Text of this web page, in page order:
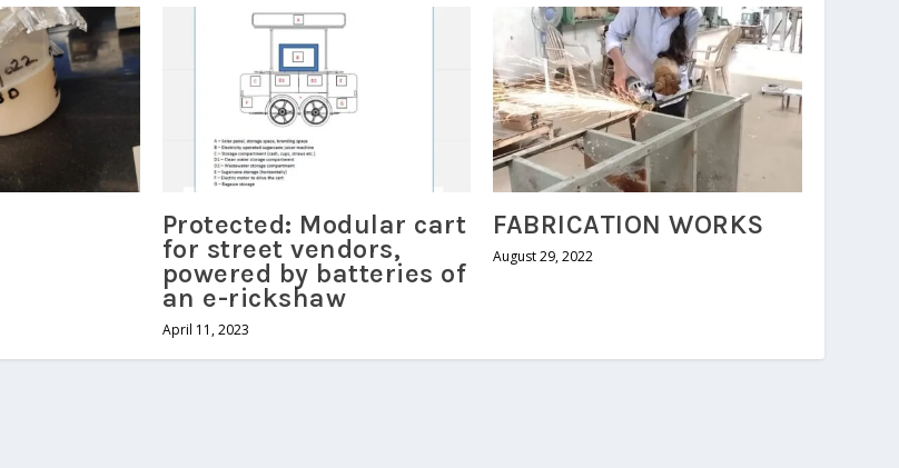
Protected: Modular cart
for street vendors,
powered by batteries of
an e-rickshaw
April 11, 2023
FABRICATION WORKS
August 29, 2022